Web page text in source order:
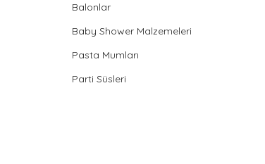
Balonlar
Baby Shower Malzemeleri
Pasta Mumları
Parti Süsleri